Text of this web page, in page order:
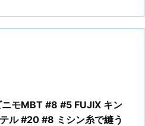
ニモMBT #8 #5 FUJIX キン
ル #20 #8 ミシン糸で縫う